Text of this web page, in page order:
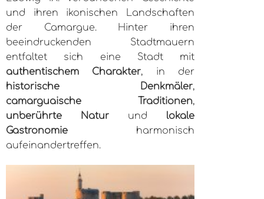
und ihren ikonischen Landschaften
der Camargue. Hinter ihren
beeindruckenden Stadtmauern
entfaltet sich eine Stadt mit
authentischem Charakter, in der
historische Denkmäler,
camarguaische Traditionen,
unberührte Natur und lokale
Gastronomie harmonisch
aufeinandertreffen.